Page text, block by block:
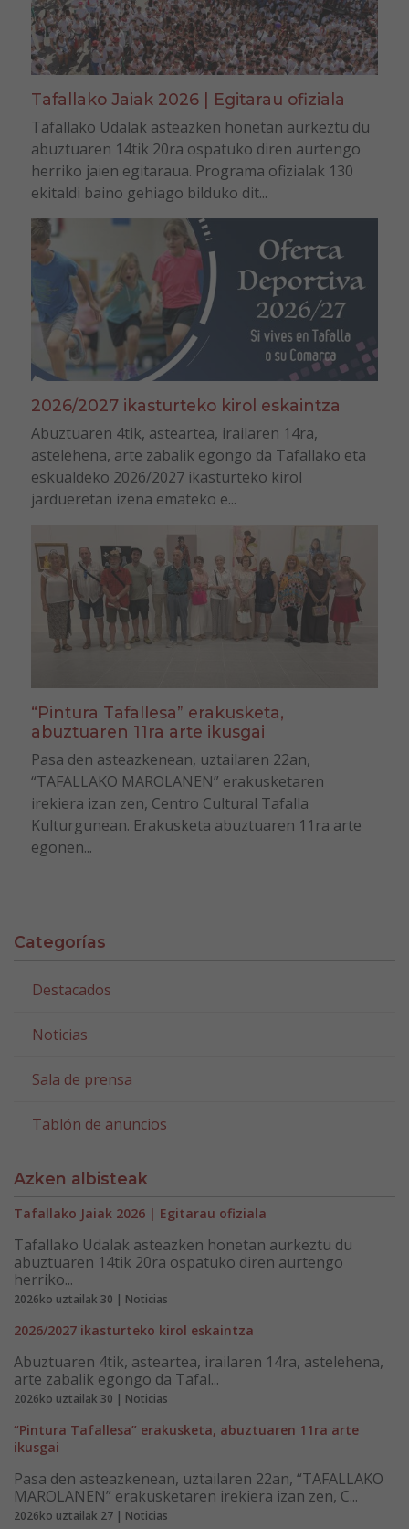
Tafallako Jaiak 2026 | Egitarau ofiziala
Tafallako Udalak asteazken honetan aurkeztu du
abuztuaren 14tik 20ra ospatuko diren aurtengo
herriko jaien egitaraua. Programa ofizialak 130
ekitaldi baino gehiago bilduko dit...
2026/2027 ikasturteko kirol eskaintza
Abuztuaren 4tik, asteartea, irailaren 14ra,
astelehena, arte zabalik egongo da Tafallako eta
eskualdeko 2026/2027 ikasturteko kirol
jardueretan izena emateko e...
“Pintura Tafallesa” erakusketa,
abuztuaren 11ra arte ikusgai
Pasa den asteazkenean, uztailaren 22an,
“TAFALLAKO MAROLANEN” erakusketaren
irekiera izan zen, Centro Cultural Tafalla
Kulturgunean. Erakusketa abuztuaren 11ra arte
egonen...
Categorías
Destacados
Noticias
Sala de prensa
Tablón de anuncios
Azken albisteak
Tafallako Jaiak 2026 | Egitarau ofiziala
Tafallako Udalak asteazken honetan aurkeztu du
abuztuaren 14tik 20ra ospatuko diren aurtengo
herriko...
2026ko uztailak 30 | Noticias
2026/2027 ikasturteko kirol eskaintza
Abuztuaren 4tik, asteartea, irailaren 14ra, astelehena,
arte zabalik egongo da Tafal...
2026ko uztailak 30 | Noticias
“Pintura Tafallesa” erakusketa, abuztuaren 11ra arte
ikusgai
Pasa den asteazkenean, uztailaren 22an, “TAFALLAKO
MAROLANEN” erakusketaren irekiera izan zen, C...
2026ko uztailak 27 | Noticias